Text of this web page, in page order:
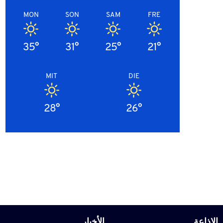
FRE
21°
SAM
25°
SON
31°
MON
35°
DIE
26°
MIT
28°